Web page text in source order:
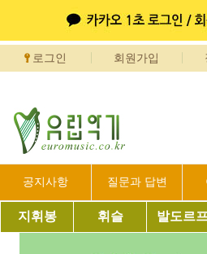
로그인 회원가입
공지사항 질문과 답변
지휘봉 휘슬 발도르